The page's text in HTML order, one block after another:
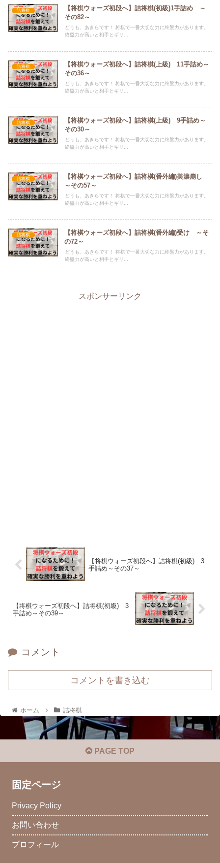
詰将棋
【将棋ウォーズ初段へ】詰将棋(初級)1手詰め ～
その82～
どうも、あきらです！ 将棋で一番大切な力に終盤力があります。
終盤力が高いと相手とギリ...
詰将棋
【将棋ウォーズ初段へ】詰将棋(上級) 11手詰め～
その36～
どうも、あきらです！ 将棋で一番大切な力に終盤力があります。
終盤力が高いと相手とギリ...
詰将棋
【将棋ウォーズ初段へ】詰将棋(上級) 9手詰め～
その30～
どうも、あきらです！ 将棋で一番大切な力に終盤力があります。
終盤力が高いと相手とギリ...
詰将棋
【将棋ウォーズ初段へ】詰将棋(番外編)美濃崩し
～その57～
どうも、あきらです！ 将棋で一番大切な力に終盤力があります。
終盤力が高いと相手とギリ...
詰将棋
【将棋ウォーズ初段へ】詰将棋(番外編)受け ～そ
の72～
どうも、あきらです！ 将棋で一番大切な力に終盤力があります。
終盤力が高いと相手とギリ...
スポンサーリンク
【将棋ウォーズ初段へ】詰将棋(初級) 3
手詰め～その37～
【将棋ウォーズ初段へ】詰将棋(初級) 3
手詰め～その39～
コメント
コメントを書き込む
ホーム 詰将棋
PAGE TOP
固定ページ
Privacy Policy
お問い合わせ
プロフィール